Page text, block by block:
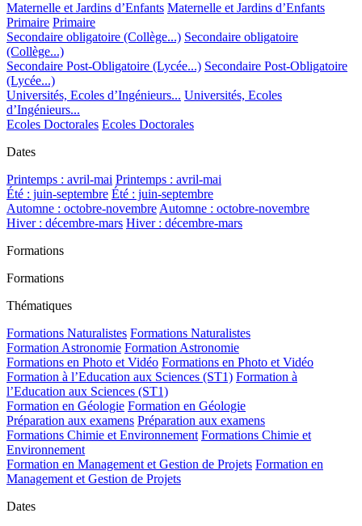
Maternelle et Jardins d’Enfants Maternelle et Jardins d’Enfants
Primaire Primaire
Secondaire obligatoire (Collège...) Secondaire obligatoire
(Collège...)
Secondaire Post-Obligatoire (Lycée...) Secondaire Post-Obligatoire
(Lycée...)
Universités, Ecoles d’Ingénieurs... Universités, Ecoles
d’Ingénieurs...
Ecoles Doctorales Ecoles Doctorales
Dates
Printemps : avril-mai Printemps : avril-mai
Été : juin-septembre Été : juin-septembre
Automne : octobre-novembreAutomne : octobre-novembre
Hiver : décembre-mars Hiver : décembre-mars
Formations
Formations
Thématiques
Formations Naturalistes Formations Naturalistes
Formation Astronomie Formation Astronomie
Formations en Photo et Vidéo Formations en Photo et Vidéo
Formation à l’Education aux Sciences (ST1) Formation à
l’Education aux Sciences (ST1)
Formation en Géologie Formation en Géologie
Préparation aux examens Préparation aux examens
Formations Chimie et Environnement Formations Chimie et
Environnement
Formation en Management et Gestion de Projets Formation en
Management et Gestion de Projets
Dates